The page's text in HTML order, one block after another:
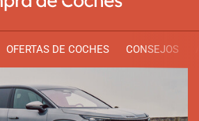
OFERTAS DE COCHES CONSEJOS